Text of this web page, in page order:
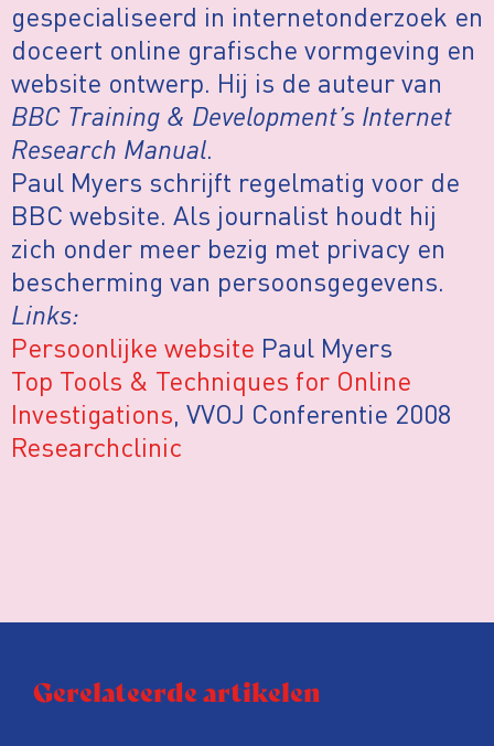
gespecialiseerd in internetonderzoek en
doceert online grafische vormgeving en
website ontwerp. Hij is de auteur van
BBC Training & Development’s Internet
Research Manual.
Paul Myers schrijft regelmatig voor de
BBC website. Als journalist houdt hij
zich onder meer bezig met privacy en
bescherming van persoonsgegevens.
Links:
Persoonlijke website Paul Myers
Top Tools & Techniques for Online
Investigations, VVOJ Conferentie 2008
Researchclinic
Gerelateerde artikelen